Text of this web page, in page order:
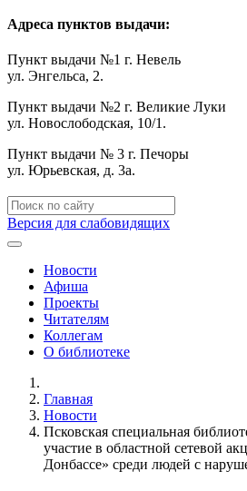
Адреса пунктов выдачи:
Пункт выдачи №1 г. Невель
ул. Энгельса, 2.
Пункт выдачи №2 г. Великие Луки
ул. Новослободская, 10/1.
Пункт выдачи № 3 г. Печоры
ул. Юрьевская, д. 3а.
Версия для слабовидящих
Новости
Афиша
Проекты
Читателям
Коллегам
О библиотеке
Главная
Новости
Псковская специальная
участие в областной сетевой
Донбассе» среди людей с